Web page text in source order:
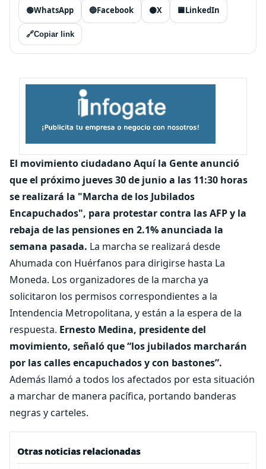
🟢WhatsApp 🔵Facebook ⚫X 🟦LinkedIn
🔗Copiar link
El movimiento ciudadano Aquí la Gente anunció
que el próximo jueves 30 de junio a las 11:30 horas
se realizará la "Marcha de los Jubilados
Encapuchados", para protestar contra las AFP y la
rebaja de las pensiones en 2.1% anunciada la
semana pasada. La marcha se realizará desde
Ahumada con Huérfanos para dirigirse hasta La
Moneda. Los organizadores de la marcha ya
solicitaron los permisos correspondientes a la
Intendencia Metropolitana, y están a la espera de la
respuesta. Ernesto Medina, presidente del
movimiento, señaló que “los jubilados marcharán
por las calles encapuchados y con bastones”.
Además llamó a todos los afectados por esta situación
a marchar de manera pacífica, portando banderas
negras y carteles.
Otras noticias relacionadas